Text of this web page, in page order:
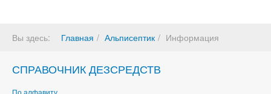
Вы здесь: Главная Альписептик Информация
СПРАВОЧНИК ДЕЗСРЕДСТВ
По алфавиту